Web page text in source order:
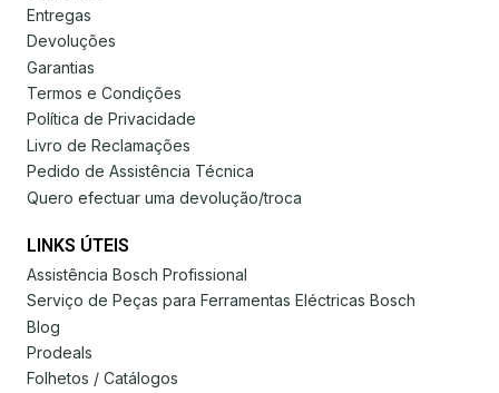
Entregas
Devoluções
Garantias
Termos e Condições
Política de Privacidade
Livro de Reclamações
Pedido de Assistência Técnica
Quero efectuar uma devolução/troca
LINKS ÚTEIS
Assistência Bosch Profissional
Serviço de Peças para Ferramentas Eléctricas Bosch
Blog
Prodeals
Folhetos / Catálogos